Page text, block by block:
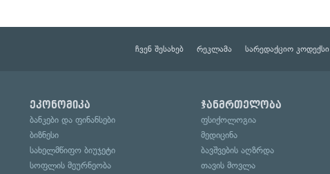
ჩვენ შესახებ რეკლამა სარედაქციო კოდექსი
ეკონომიკა
ბანკები და ფინანსები
ბიზნესი
სახელმწიფო ბიუჯეტი
სოფლის მეურნეობა
ჯანმრთელობა
ფსიქოლოგია
მედიცინა
ბავშვების აღზრდა
თავის მოვლა